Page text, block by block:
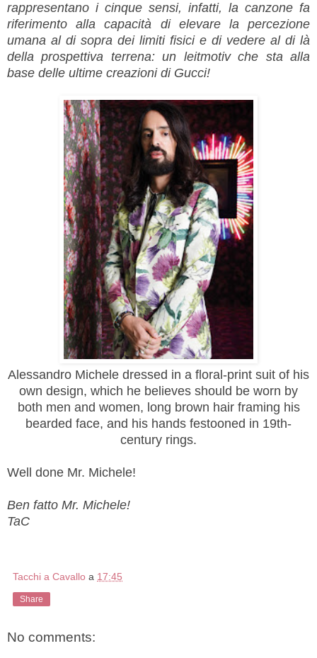
rappresentano i cinque sensi, infatti, la canzone fa
riferimento alla capacità di elevare la percezione
umana al di sopra dei limiti fisici e di vedere al di là
della prospettiva terrena: un leitmotiv che sta alla
base delle ultime creazioni di Gucci!
Alessandro Michele dressed in a floral-print suit of his
own design, which he believes should be worn by
both men and women, long brown hair framing his
bearded face, and his hands festooned in 19th-
century rings.
Well done Mr. Michele!
Ben fatto Mr. Michele!
TaC
Tacchi a Cavallo a 17:45
Share
No comments: